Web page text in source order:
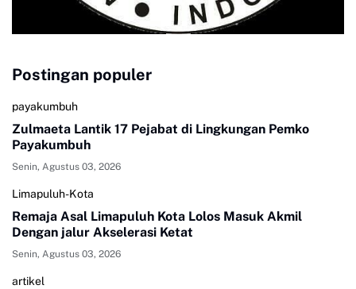
Postingan populer
payakumbuh
Zulmaeta Lantik 17 Pejabat di Lingkungan Pemko
Payakumbuh
Senin, Agustus 03, 2026
Limapuluh-Kota
Remaja Asal Limapuluh Kota Lolos Masuk Akmil
Dengan jalur Akselerasi Ketat
Senin, Agustus 03, 2026
artikel